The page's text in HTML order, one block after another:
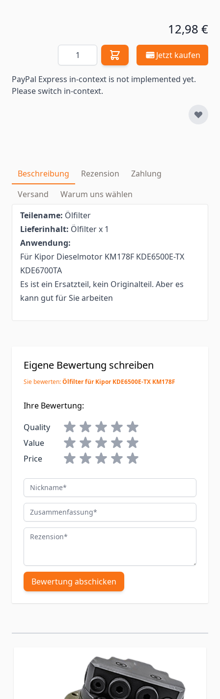
12,98 €
Menge Jetzt kaufen
PayPal Express in-context is not implemented yet.
Please switch in-context.
Beschreibung Rezension
Zahlung
Versand
Warum uns wählen
Teilename: Ölfilter
Lieferinhalt: Ölfilter x 1
Anwendung:
Für Kipor Dieselmotor KM178F KDE6500E-TX
KDE6700TA
Es ist ein Ersatzteil, kein Originalteil. Aber es
kann gut für Sie arbeiten
Eigene Bewertung schreiben
Sie bewerten:Ölfilter für Kipor KDE6500E-TX KM178F
Ihre Bewertung:
Quality
Value
Price
Nickname
Zusammenfassung
Rezension
Bewertung abschicken